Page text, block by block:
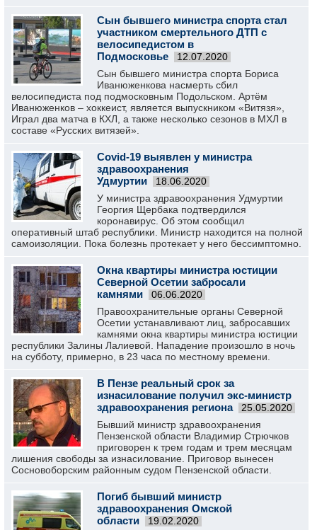
Сын бывшего министра спорта стал
участником смертельного ДТП с
велосипедистом в
Подмосковье
12.07.2020
Сын бывшего министра спорта Бориса
Иванюженкова насмерть сбил
велосипедиста под подмосковным Подольском. Артём
Иванюженков – хоккеист, является выпускником «Витязя»,
Играл два матча в КХЛ, а также несколько сезонов в МХЛ в
составе «Русских витязей».
Covid-19 выявлен у министра
здравоохранения
Удмуртии
18.06.2020
У министра здравоохранения Удмуртии
Георгия Щербака подтвердился
коронавирус. Об этом сообщил
оперативный штаб республики. Министр находится на полной
самоизоляции. Пока болезнь протекает у него бессимптомно.
Окна квартиры министра юстиции
Северной Осетии забросали
камнями
06.06.2020
Правоохранительные органы Северной
Осетии устанавливают лиц, забросавших
камнями окна квартиры министра юстиции
республики Залины Лалиевой. Нападение произошло в ночь
на субботу, примерно, в 23 часа по местному времени.
В Пензе реальный срок за
изнасилование получил экс-министр
здравоохранения региона
25.05.2020
Бывший министр здравоохранения
Пензенской области Владимир Стрючков
приговорен к трем годам и трем месяцам
лишения свободы за изнасилование. Приговор вынесен
Сосновоборским районным судом Пензенской области.
Погиб бывший министр
здравоохранения Омской
области
19.02.2020